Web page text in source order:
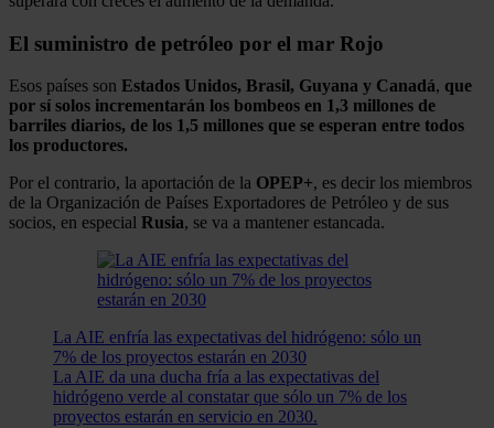
El suministro de petróleo por el mar Rojo
Esos países son Estados Unidos, Brasil, Guyana y Canadá, que
por sí solos incrementarán los bombeos en 1,3 millones de
barriles diarios, de los 1,5 millones que se esperan entre todos
los productores.
Por el contrario, la aportación de la OPEP+, es decir los miembros
de la Organización de Países Exportadores de Petróleo y de sus
socios, en especial Rusia, se va a mantener estancada.
La AIE enfría las expectativas del hidrógeno: sólo un
7% de los proyectos estarán en 2030
La AIE da una ducha fría a las expectativas del
hidrógeno verde al constatar que sólo un 7% de los
proyectos estarán en servicio en 2030.